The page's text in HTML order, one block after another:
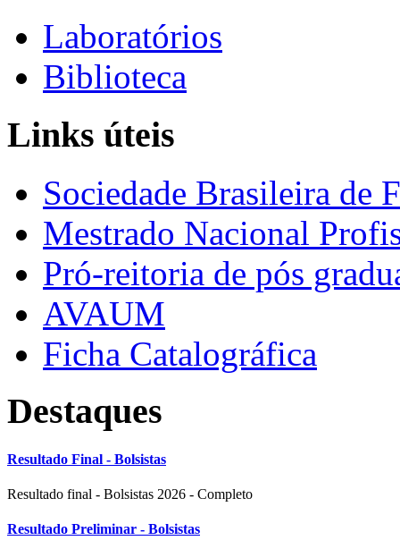
Laboratórios
Biblioteca
Links úteis
Sociedade Brasileira de
Mestrado Nacional
Pró-reitoria de pós
AVAUM
Ficha Catalográfica
Destaques
Resultado Final - Bolsistas
Resultado final - Bolsistas 2026 - Completo
Resultado Preliminar - Bolsistas